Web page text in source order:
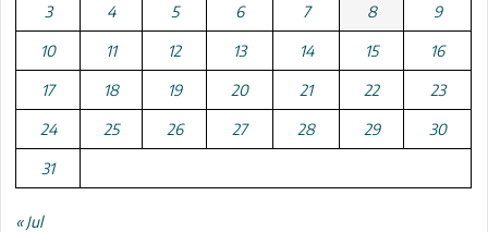
3 4 5 6 7 8 9
10 11 12 13 14 15 16
17 18 19 20 21 22 23
24 25 26 27 28 29 30
31
« Jul